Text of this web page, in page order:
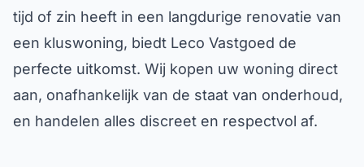
tijd of zin heeft in een langdurige renovatie van
een kluswoning, biedt Leco Vastgoed de
perfecte uitkomst. Wij kopen uw woning direct
aan, onafhankelijk van de staat van onderhoud,
en handelen alles discreet en respectvol af.